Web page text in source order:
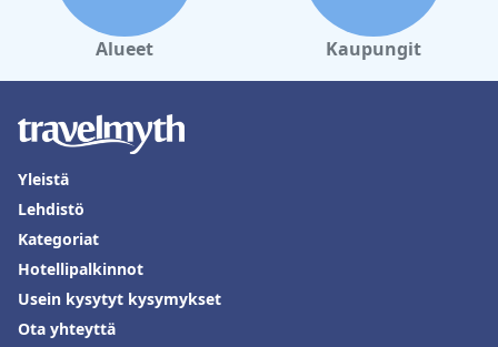
Alueet Kaupungit
Yleistä
Lehdistö
Kategoriat
Hotellipalkinnot
Usein kysytyt kysymykset
Ota yhteyttä